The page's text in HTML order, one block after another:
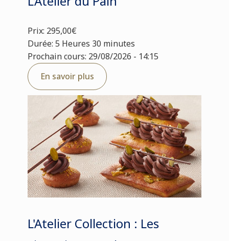
Prix: 295,00€
Durée: 5 Heures 30 minutes
Prochain cours: 29/08/2026 - 14:15
En savoir plus
L'Atelier Collection : Les